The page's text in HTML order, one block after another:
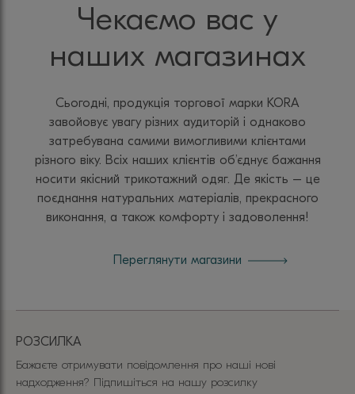
Чекаємо вас у
наших магазинах
Сьогодні, продукція торгової марки KORA
завойовує увагу різних аудиторій і однаково
затребувана самими вимогливими клієнтами
різного віку. Всіх наших клієнтів об’єднує бажання
носити якісний трикотажний одяг. Де якість – це
поєднання натуральних матеріалів, прекрасного
виконання, а також комфорту і задоволення!
Переглянути магазини
РОЗСИЛКА
Бажаєте отримувати повідомлення про наші нові
надходження? Підпишіться на нашу розсилку